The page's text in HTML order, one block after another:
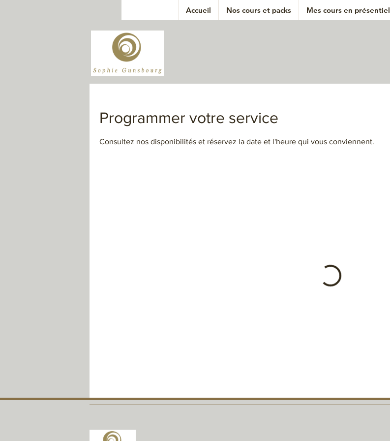
Accueil Nos cours et packs Mes cours en présentiel
Programmer votre service
Consultez nos disponibilités et réservez la date et l'heure qui vous conviennent.